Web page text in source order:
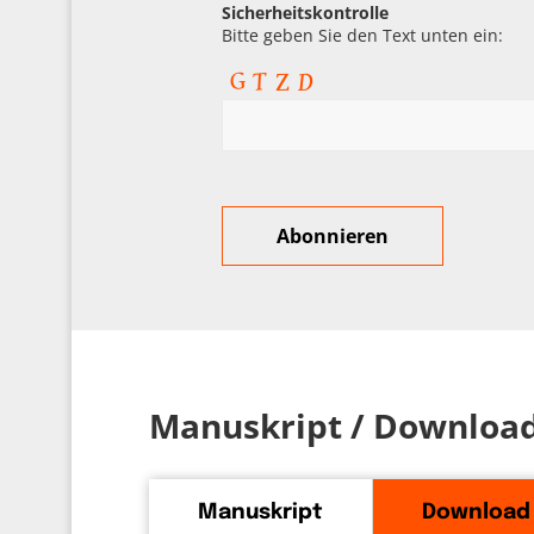
Sicherheitskontrolle
Bitte geben Sie den Text unten ein:
Manuskript /
Manuskript Download